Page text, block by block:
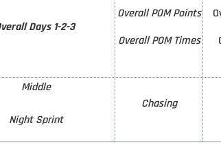
Days 1-2-3
Overall POM Points
Overall POM Times
Middle
Night Sprint
Chasing